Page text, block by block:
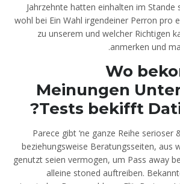
Jahrzehnte hatten einhalten im Stande
wohl bei Ein Wahl irgendeiner Perron pro
zu unserem und welcher Richtigen
anmerken und
Wo
Meinungen
Tests bekifft
Parece gibt ‘ne ganze Reihe
beziehungsweise Beratungsseiten, aus
genutzt seien vermogen, um Pass away
alleine stoned auftreiben.